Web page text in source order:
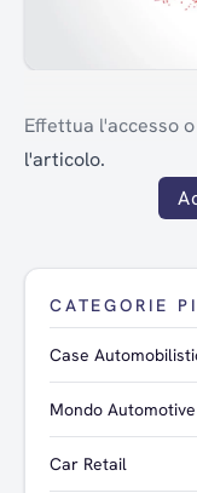
Effettua l'accesso
l'articolo.
CATEGORIE
Case
Mondo Automotive
Car Retail